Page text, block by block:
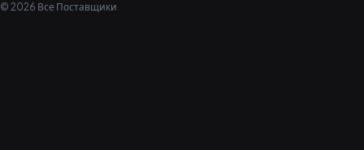
© 2026 Все Поставщики